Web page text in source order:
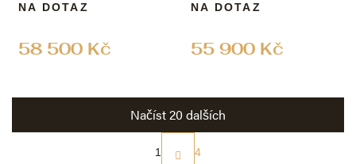
58 500 Kč
NA DOTAZ
55 900 Kč
NA DOTAZ
Načíst 20 dalších
S
t
1 4